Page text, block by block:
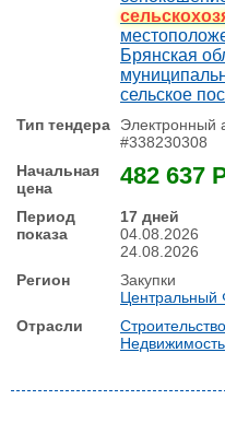
Брянская
сельское пос
Электронный
#338230308
482 637
17 дней
04.08.2026
24.08.2026
Закупки
Недвижимость